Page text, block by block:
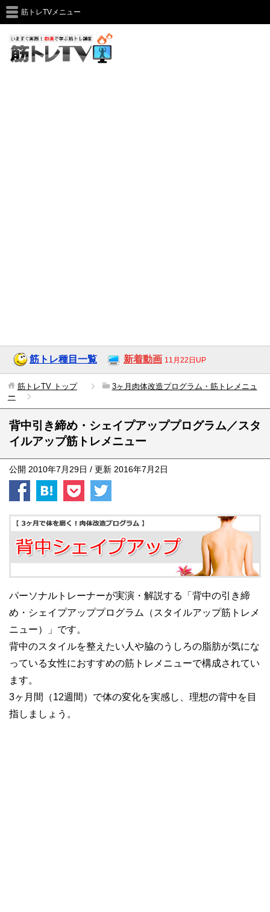
筋トレ種目一覧 新着動画 11月22日UP
筋トレTVメニュー
筋トレTVトップ
3ヶ月肉体改造プログラム・筋トレメニュ
ー
背中引き締め・シェイプアッププログラム／スタ
イルアップ筋トレメニュー
公開 2010年7月29日 / 更新 2016年7月2日
パーソナルトレーナーが実演・解説する「背中の引き締
め・シェイプアッププログラム（スタイルアップ筋トレメ
ニュー）」です。
背中のスタイルを整えたい人や脇のうしろの脂肪が気にな
っている女性におすすめの筋トレメニューで構成されてい
ます。
3ヶ月間（12週間）で体の変化を実感し、理想の背中を目
指しましょう。